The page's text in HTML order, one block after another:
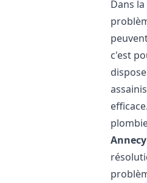
Dans
c'est
Annecy